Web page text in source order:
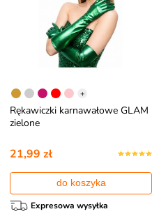
+
Rękawiczki karnawałowe GLAM
zielone
21,99 zł
do koszyka
Expresowa wysyłka